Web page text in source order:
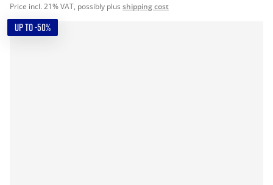
Price incl. 21% VAT, possibly plus shipping cost
UP TO -50%